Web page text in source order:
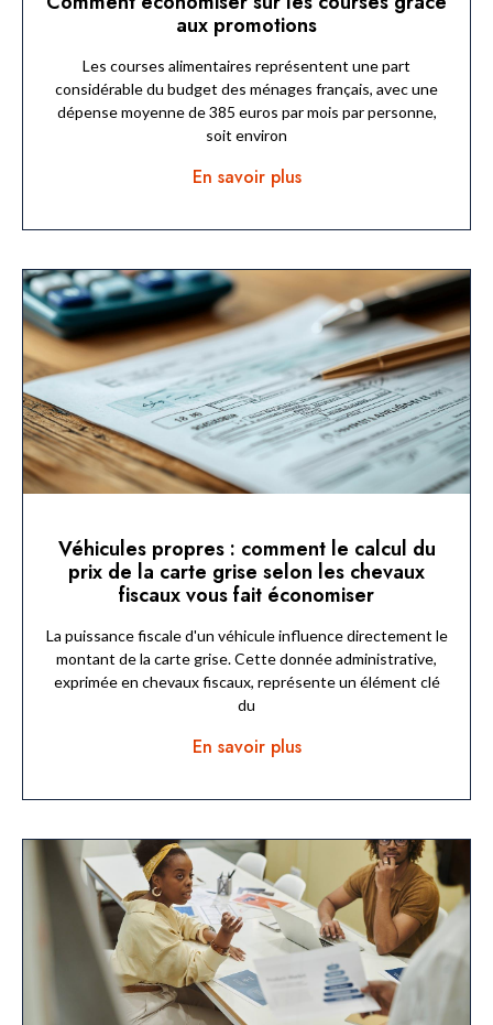
aux promotions
Les courses alimentaires représentent une part
considérable du budget des ménages français, avec une
dépense moyenne de 385 euros par mois par personne,
soit environ
En savoir plus
Véhicules propres : comment le calcul du
prix de la carte grise selon les chevaux
fiscaux vous fait économiser
La puissance fiscale d'un véhicule influence directement le
montant de la carte grise. Cette donnée administrative,
exprimée en chevaux fiscaux, représente un élément clé
du
En savoir plus